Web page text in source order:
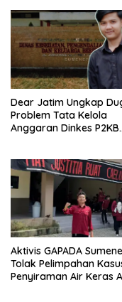
Dear Jatim Ungkap
Problem Tata Kelola
Anggaran Dinkes P2KB
Aktivis GAPADA
Tolak Pelimpahan
Penyiraman Air Keras